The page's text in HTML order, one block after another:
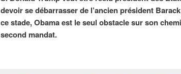
devoir se débarrasser de l’ancien président
ce stade, Obama est le seul obstacle sur son
second mandat.